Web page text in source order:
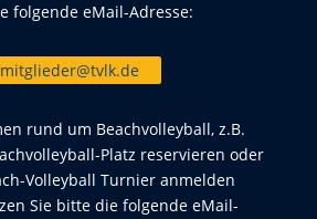
folgende eMail-Adresse:
mitglieder@tvlk.de
rund um Beachvolleyball, z.B.
Platz reservieren oder
Volleyball Turnier anmelden
Sie bitte die folgende eMail-